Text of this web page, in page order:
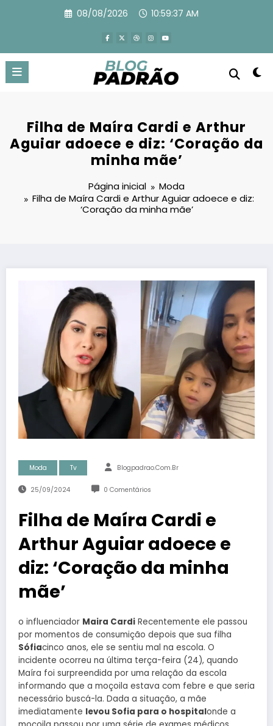
08/08/2026 10:59:39 AM
Filha de Maíra Cardi e Arthur
Aguiar adoece e diz: ‘Coração da
minha mãe’
Página inicial
Moda
Filha de Maíra Cardi e Arthur Aguiar adoece e diz:
‘Coração da minha mãe’
Moda Tv Blogpadrao.com.br
25/09/2024 0 Comentários
Filha de Maíra Cardi e
Arthur Aguiar adoece e
diz: ‘Coração da minha
mãe’
o influenciador Maira Cardi Recentemente ele passou
por momentos de consumição depois que sua filha
Sófiacinco anos, ele se sentiu mal na escola. O
incidente ocorreu na última terça-feira (24), quando
Maíra foi surpreendida por uma relação da escola
informando que a moçoila estava com febre e que seria
necessário buscá-la. Dada a situação, a mãe
imediatamente levou Sofia para o hospitalonde a